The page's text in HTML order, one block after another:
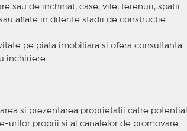
sau de inchiriat, case, vile, terenuri, spatii
aflate in diferite stadii de constructie.
pe piata imobiliara si ofera consultanta
inchiriere.
si prezentarea proprietatii catre potentiali
urilor proprii si al canalelor de promovare